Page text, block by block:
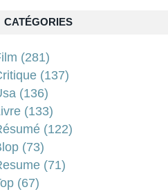
CATÉGORIES
(281)
(137)
(136)
(133)
(122)
(73)
(71)
(67)